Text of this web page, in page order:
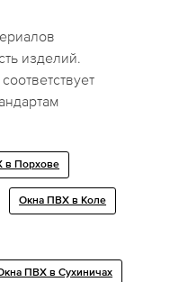
изделий.
в Порхове
Окна ПВХ в Коле
ПВХ в Сухиничах